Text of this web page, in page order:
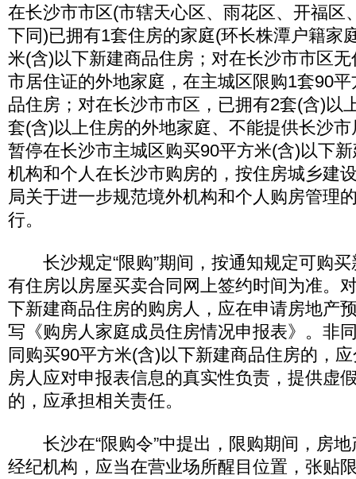
在长沙市市区(市辖天心区、雨花区、开福区
下同)已拥有1套住房的家庭(环长株潭户籍家
米(含)以下新建商品住房；对在长沙市市区
市居住证的外地家庭，在主城区限购1套90
品住房；对在长沙市市区，已拥有2套(含)以
套(含)以上住房的外地家庭、不能提供长沙
暂停在长沙市主城区购买90平方米(含)以下
机构和个人在长沙市购房的，按住房城乡建
局关于进一步规范境外机构和个人购房管理
行。
长沙规定“限购”期间，按通知规定可购买
有住房以房屋买卖合同网上签约时间为准。
下新建商品住房的购房人，应在申请房地产
写《购房人家庭成员住房情况申报表》。非
同购买90平方米(含)以下新建商品住房的，
房人应对申报表信息的真实性负责，提供虚
的，应承担相关责任。
长沙在“限购令”中提出，限购期间，房地
经纪机构，应当在营业场所醒目位置，张贴